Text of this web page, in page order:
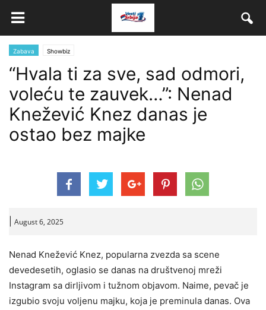
Zabava Showbiz
“Hvala ti za sve, sad odmori,
voleću te zauvek…”: Nenad
Knežević Knez danas je
ostao bez majke
August 6, 2025
Nenad Knežević Knez, popularna zvezda sa scene
devedesetih, oglasio se danas na društvenoj mreži
Instagram sa dirljivom i tužnom objavom. Naime, pevač je
izgubio svoju voljenu majku, koja je preminula danas. Ova